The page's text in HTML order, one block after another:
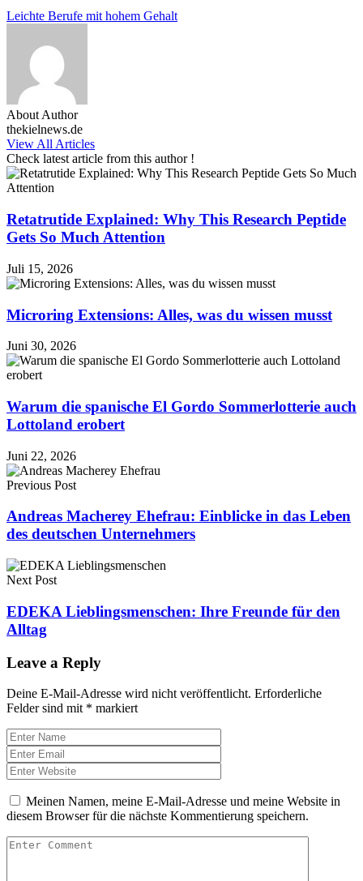
Leichte Berufe mit hohem Gehalt
About Author
thekielnews.de
View All Articles
Check latest article from this author !
Retatrutide Explained: Why This Research Peptide
Gets So Much Attention
Juli 15, 2026
Microring Extensions: Alles, was du wissen musst
Juni 30, 2026
Warum die spanische El Gordo Sommerlotterie auch
Lottoland erobert
Juni 22, 2026
Previous Post
Andreas Macherey Ehefrau: Einblicke in das Leben
des deutschen Unternehmers
Next Post
EDEKA Lieblingsmenschen: Ihre Freunde für den
Alltag
Leave a Reply
Deine E-Mail-Adresse wird nicht veröffentlicht. Erforderliche
Felder sind mit * markiert
Meinen Namen, meine E-Mail-Adresse und meine Website in
diesem Browser für die nächste Kommentierung speichern.